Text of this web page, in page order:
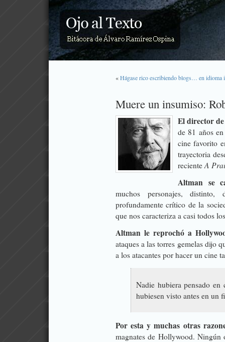
«Hágase rico escribiendo blogs… en idioma
Muere un insumiso:
El director
de 81 años
cine favorito
trayectoria
recienteA
Altman se
muchos personajes,
profundamente crítico de la
que nos caracteriza a casi todos
Altman le reprochó a
ataques a las torres gemelas dijo
a los atacantes por hacer un cine
Nadie hubiera pensado
hubiesen visto antes en un
Por esta y muchas otras
magnates de Hollywood.